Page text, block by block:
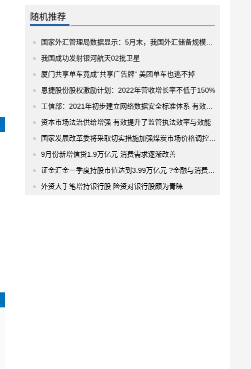
随机推荐
国家外汇管理局数据显示：5月末，我国外汇储备规模为31017亿美元
我国成功发射银河航天02批卫星
厦门共享单车竟成“共享广告牌” 美团单车也逃不掉
恩捷股份股权激励计划：2022年营收增长率不低于150%
工信部：2021年初步建立网络数据安全标准体系 有效保护用户合法权益
资本市场法治供给增强 有效提升了监管执法效率与效能
国家发展改革委将采取切实措施加强煤炭市场价格调控监管
9月份新增信贷1.9万亿元 消费需求逐渐改善
证金汇金一季度持股市值达到3.99万亿元 ?金融与消费成“心头好”
外资大手笔增持银行股 险资对银行股颇为青睐